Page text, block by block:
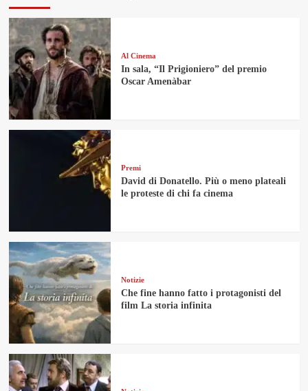
Al Cinema
In sala, “Il Prigioniero” del premio
Oscar Amenàbar
Premi
David di Donatello. Più o meno plateali
le proteste di chi fa cinema
Notizie
Che fine hanno fatto i protagonisti del
film La storia infinita